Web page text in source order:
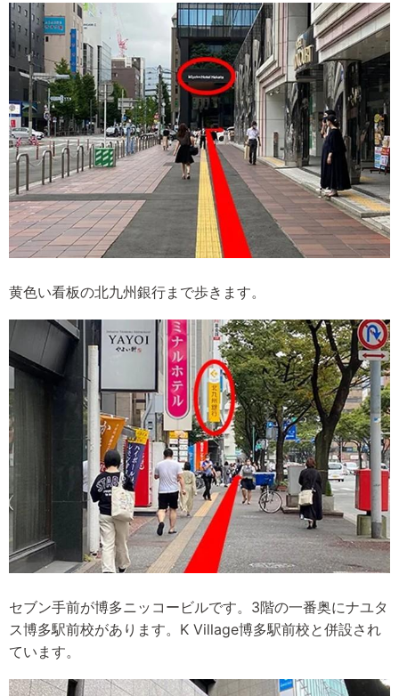
黄色い看板の北九州銀行まで歩きます。
セブン手前が博多ニッコービルです。3階の一番奥にナユタ
ス博多駅前校があります。K Village博多駅前校と併設され
ています。